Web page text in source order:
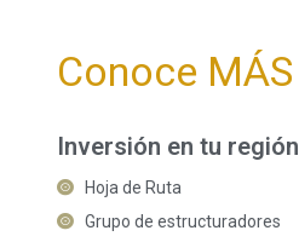
Conoce MÁS
Inversión en tu región
Hoja de Ruta
Grupo de estructuradores